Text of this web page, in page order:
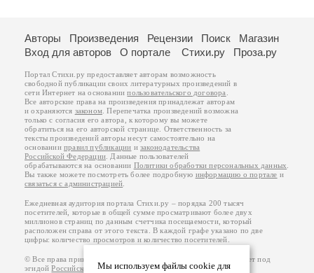
Мы используем файлы cookie для
Авторы Произведения Рецензии Поиск
Магазин
Вход для авторов
О портале Стихи.ру Проза.ру
Портал Стихи.ру предоставляет авторам возможность
свободной публикации своих литературных произведений в
сети Интернет на основаниипользовательского договора
Все авторские права на произведения принадлежат авторам
и охраняются законом . Перепечатка произведений возможна
только с согласия его автора, к которому вы можете
обратиться на его авторской странице. Ответственность за
тексты произведений авторы несут самостоятельно на
основанииправил публикации изаконодательства
Российской Федерации . Данные пользователей
обрабатываются на основании Политики обработки персональных данных
Вы также можете посмотреть более подробную информацию о портале и
связаться с администрацией
Ежедневная аудитория портала Стихи.ру – порядка 200 тысяч
посетителей, которые в общей сумме просматривают более двух
миллионов страниц по данным счетчика посещаемости, который
расположен справа от этого текста. В каждой графе указано по две
цифры: количество просмотров и количество посетителей.
© Все права принадлежат авторам, 2000-2026. Портал работает под
эгидойРоссийского союза писателей.18+